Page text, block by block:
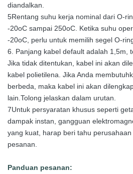
diandalkan.
5Rentang suhu kerja nominal dari O-
-20oC sampai 250oC. Ketika suhu
-20oC, perlu untuk memilih segel O-
6. Panjang kabel default adalah 1,5m,
Jika tidak ditentukan, kabel ini akan
kabel polietilena. Jika Anda
berbeda, maka kabel ini akan
lain.Tolong jelaskan dalam urutan.
7Untuk persyaratan khusus seperti
dampak instan, gangguan
yang kuat, harap beri tahu
pesanan.
Panduan pesanan: